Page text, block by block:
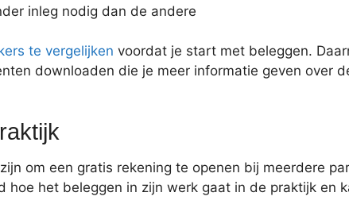
inleg nodig dan de andere
te vergelijken voordat je start met beleggen.
downloaden die je meer informatie geven over
om een gratis rekening te openen bij meerdere
het beleggen in zijn werk gaat in de praktijk en